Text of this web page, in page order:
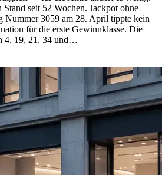
seit 52 Wochen. Jackpot ohne
Nummer 3059 am 28. April tippte kein
für die erste Gewinnklasse. Die
4, 19, 21, 34 und…